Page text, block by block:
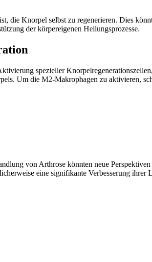
die Knorpel selbst zu regenerieren. Dies
der körpereigenen Heilungsprozesse.
spezieller
Um die M2-Makrophagen zu aktivieren,
von Arthrose könnten neue
eine signifikante Verbesserung ihrer